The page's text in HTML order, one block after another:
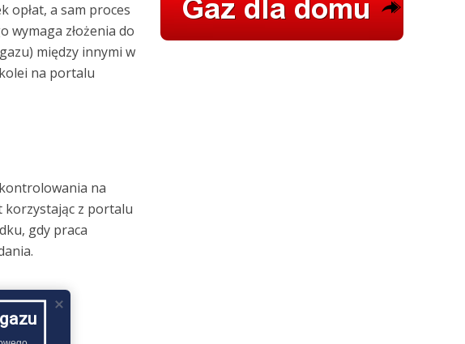
opłat, a sam proces
wymaga złożenia do
między innymi w
na portalu
na
korzystając z portalu
gdy praca